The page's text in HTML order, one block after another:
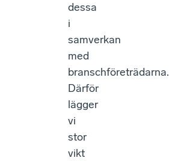
dessa
i
samverkan
med
branschföreträdarna.
Därför
lägger
vi
stor
vikt